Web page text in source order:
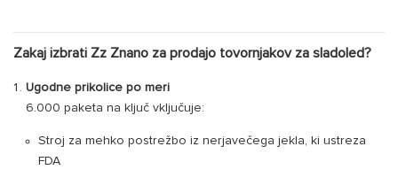
Zakaj izbrati Zz Znano za prodajo tovornjakov za sladoled?
Ugodne prikolice po meri
6.000 paketa na ključ vključuje:
Stroj za mehko postrežbo iz nerjavečega jekla, ki ustreza
FDA